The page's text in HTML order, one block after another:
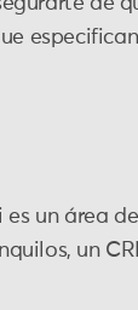
es un área
un